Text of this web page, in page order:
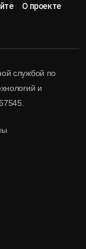
О проекте
службой по
и